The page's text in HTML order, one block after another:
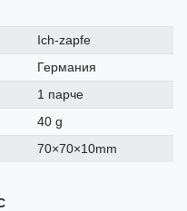
Ich-zapfe
Германия
1 парче
40 g
70×70×10mm